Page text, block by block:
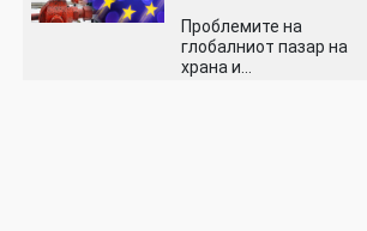
Проблемите на
глобалниот пазар на
храна и…